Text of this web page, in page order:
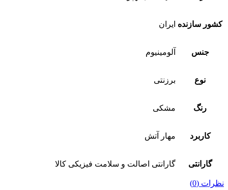
کشور سازنده ایران
جنس آلومینیوم
نوع برزنتی
رنگ مشکی
کاربرد مهار آتش
گارانتی گارانتی اصالت و سلامت فیزیکی کالا
نظرات (0)